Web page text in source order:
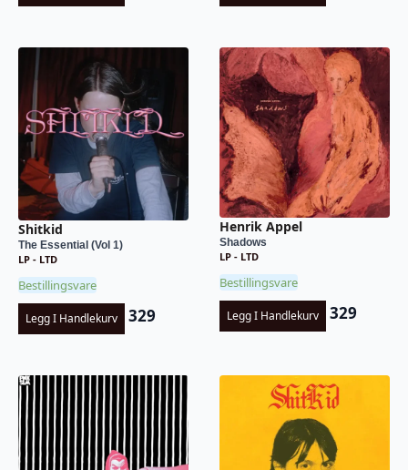
Shitkid
The Essential (Vol 1)
LP - LTD
Bestillingsvare
Legg I Handlekurv 329
Henrik Appel
Shadows
LP - LTD
Bestillingsvare
Legg I Handlekurv 329